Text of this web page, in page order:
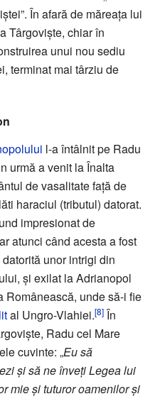
În afară de măreața lui
Târgoviște, chiar în
unui nou sediu
terminat mai târziu de
l-a întâlnit pe Radu
urmă a venit la Înalta
de vasalitate față de
haraciul (tributul) datorat.
impresionat de
atunci când acesta a fost
unor intrigi din
și exilat la Adrianopol
Românească, unde să-i fie
al Ungro-Vlahiei.[8] În
Radu cel Mare
cuvinte: „Eu să
și să ne înveți Legea lui
mie și tuturor oamenilor și